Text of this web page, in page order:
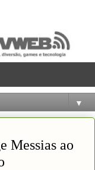
▼
Messias ao